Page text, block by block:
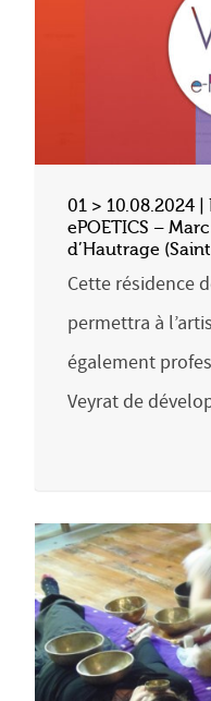
01 > 10.08.2024
ePOETICS –
d’Hautrage
Cette résidence
permettra à
également
Veyrat de